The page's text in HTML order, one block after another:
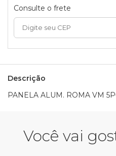
Consulte o frete
Descrição
PANELA ALUM. ROMA VM
Você vai